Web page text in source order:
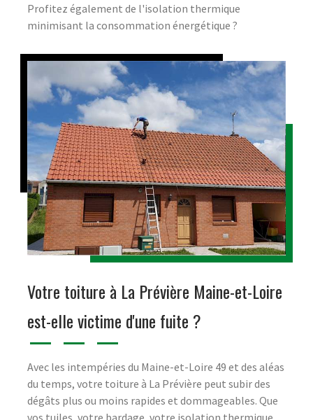
Profitez également de l'isolation thermique
minimisant la consommation énergétique ?
Votre toiture à La Prévière Maine-et-Loire
est-elle victime d'une fuite ?
Avec les intempéries du Maine-et-Loire 49 et des aléas
du temps, votre toiture à La Prévière peut subir des
dégâts plus ou moins rapides et dommageables. Que
vos tuiles, votre bardage, votre isolation thermique